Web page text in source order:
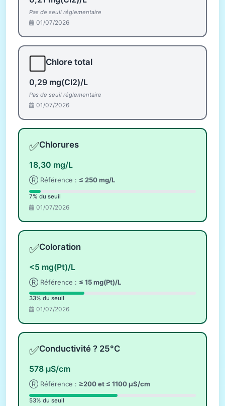
Pas de seuil réglementaire
01/07/2026
Chlore total
0,29 mg(Cl2)/L
Pas de seuil réglementaire
01/07/2026
✅Chlorures
18,30 mg/L
Ⓡ Référence : ≤ 250 mg/L
7% du seuil
01/07/2026
✅Coloration
<5 mg(Pt)/L
Ⓡ Référence : ≤ 15 mg(Pt)/L
33% du seuil
01/07/2026
✅Conductivité ? 25°C
578 µS/cm
Ⓡ Référence : ≥200 et ≤ 1100 µS/cm
53% du seuil